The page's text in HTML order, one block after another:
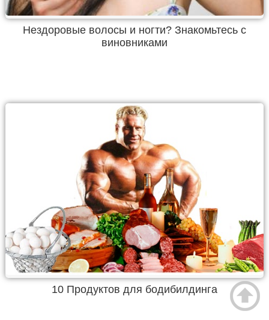
Нездоровые волосы и ногти? Знакомьтесь с
виновниками
10 Продуктов для бодибилдинга